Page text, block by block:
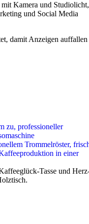
damit Anzeigen auffallen